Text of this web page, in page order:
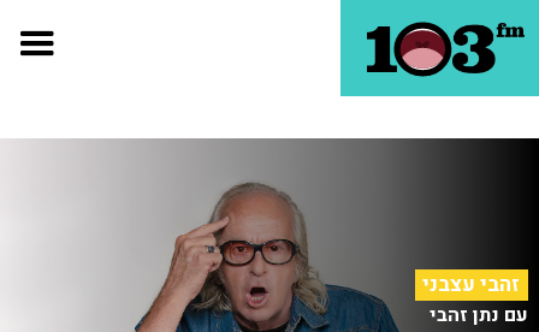
זהבי עצבני
עם נתן זהבי